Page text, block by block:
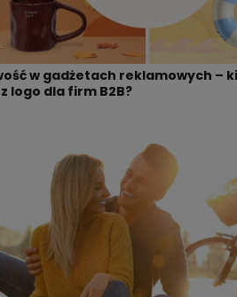
w gadżetach reklamowych –
logo dla firm B2B?